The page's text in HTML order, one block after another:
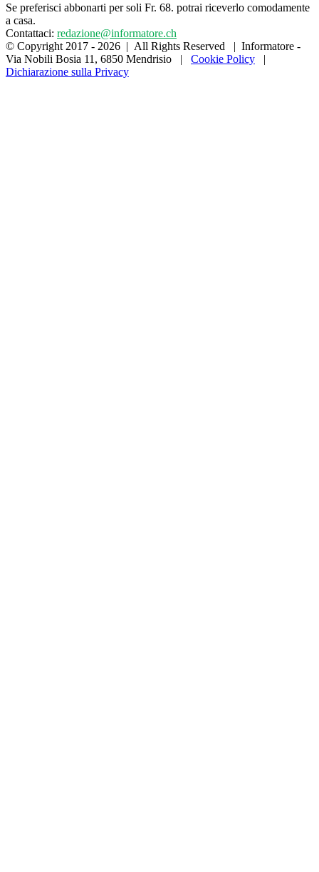
Se preferisci abbonarti per soli Fr. 68. potrai riceverlo comodamente
a casa.
Contattaci: redazione@informatore.ch
© Copyright 2017 - 2026 | All Rights Reserved | Informatore -
Via Nobili Bosia 11, 6850 Mendrisio | Cookie Policy |
Dichiarazione sulla Privacy